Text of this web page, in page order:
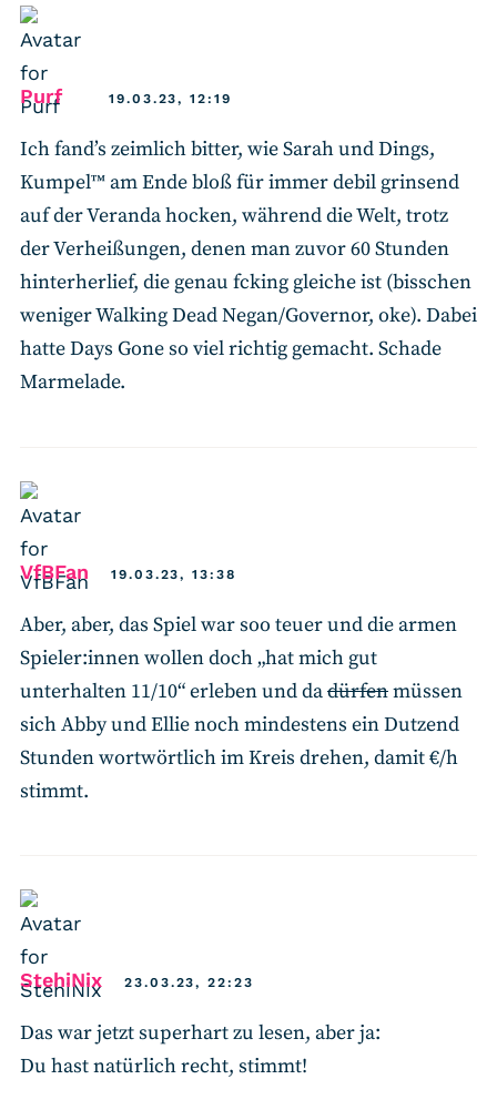
Purfsays: 19.03.23, 12:19
Ich fand’s zeimlich bitter, wie Sarah und Dings,
Kumpel™ am Ende bloß für immer debil grinsend
auf der Veranda hocken, während die Welt, trotz
der Verheißungen, denen man zuvor 60 Stunden
hinterherlief, die genau fcking gleiche ist (bisschen
weniger Walking Dead Negan/Governor, oke). Dabei
hatte Days Gone so viel richtig gemacht. Schade
Marmelade.
VfBFan says:19.03.23, 13:38
Aber, aber, das Spiel war soo teuer und die armen
Spieler:innen wollen doch „hat mich gut
unterhalten 11/10“ erleben und dadürfenmüssen
sich Abby und Ellie noch mindestens ein Dutzend
Stunden wortwörtlich im Kreis drehen, damit €/h
stimmt.
StehiNixsays:23.03.23, 22:23
Das war jetzt superhart zu lesen, aber ja:
Du hast natürlich recht, stimmt!